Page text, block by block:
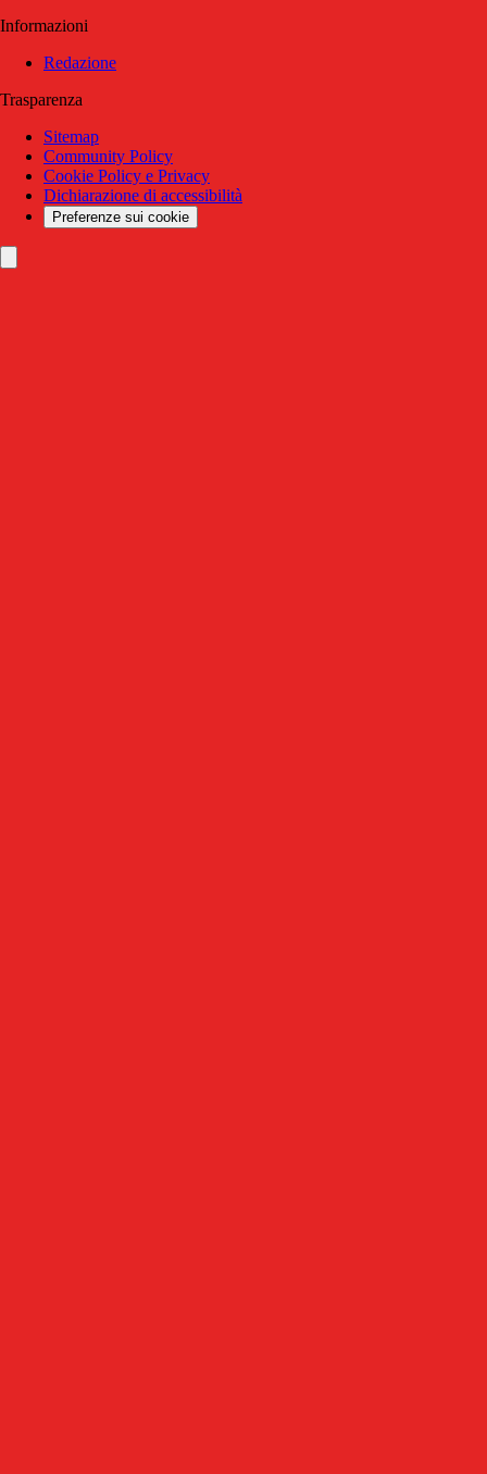
Informazioni
Redazione
Trasparenza
Sitemap
Community Policy
Cookie Policy e Privacy
Dichiarazione di accessibilità
Preferenze sui cookie